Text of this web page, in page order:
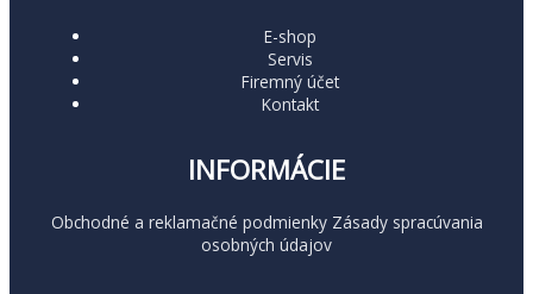
E-shop
Servis
Firemný účet
Kontakt
INFORMÁCIE
Obchodné a reklamačné podmienky Zásady spracúvania
osobných údajov